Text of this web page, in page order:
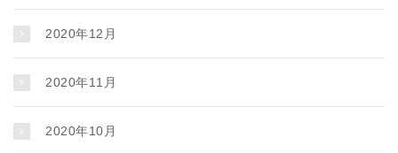
2020年12月
2020年11月
2020年10月